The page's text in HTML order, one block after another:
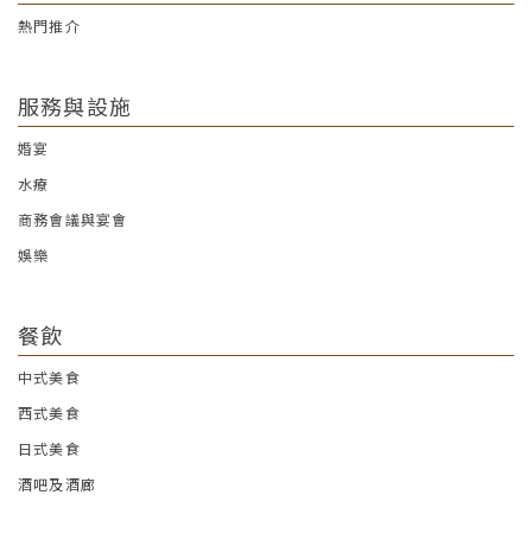
熱門推介
服務與設施
婚宴
水療
商務會議與宴會
娛樂
餐飲
中式美食
西式美食
日式美食
酒吧及酒廊